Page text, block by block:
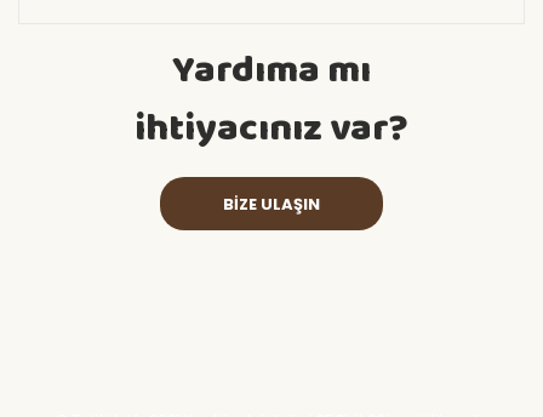
Yardıma mı
ihtiyacınız var?
BİZE ULAŞIN